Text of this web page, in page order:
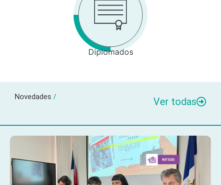
Diplomados
Novedades / Ver todas